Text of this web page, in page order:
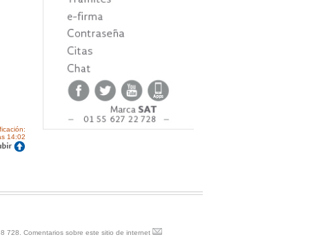
14:02
728. Comentarios sobre este sitio de internet